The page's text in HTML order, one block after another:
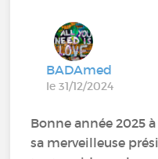
BADAmed
le 31/12/2024
Bonne année 2025
sa merveilleuse